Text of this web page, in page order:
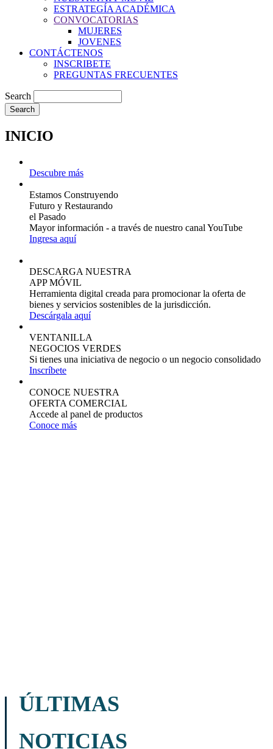
ESTRATEGÍA ACADÉMICA
CONVOCATORIAS
MUJERES
JOVENES
CONTÁCTENOS
INSCRIBETE
PREGUNTAS FRECUENTES
Search
INICIO
Descubre más
Estamos Construyendo
Futuro y Restaurando
el Pasado
Mayor información - a través de nuestro canal YouTube
Ingresa aquí
DESCARGA NUESTRA
APP MÓVIL
Herramienta digital creada para promocionar la oferta de
bienes y servicios sostenibles de la jurisdicción.
Descárgala aquí
VENTANILLA
NEGOCIOS VERDES
Si tienes una iniciativa de negocio o un negocio consolidado
Inscríbete
CONOCE NUESTRA
OFERTA COMERCIAL
Accede al panel de productos
Conoce más
ÚLTIMAS
NOTICIAS